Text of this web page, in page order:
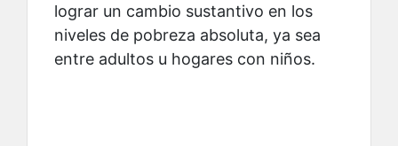
lograr un cambio sustantivo en los
niveles de pobreza absoluta, ya sea
entre adultos u hogares con niños.